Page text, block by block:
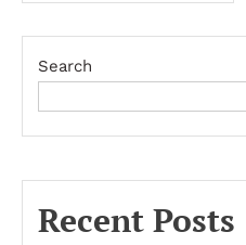
navigation
Search
Recent Posts